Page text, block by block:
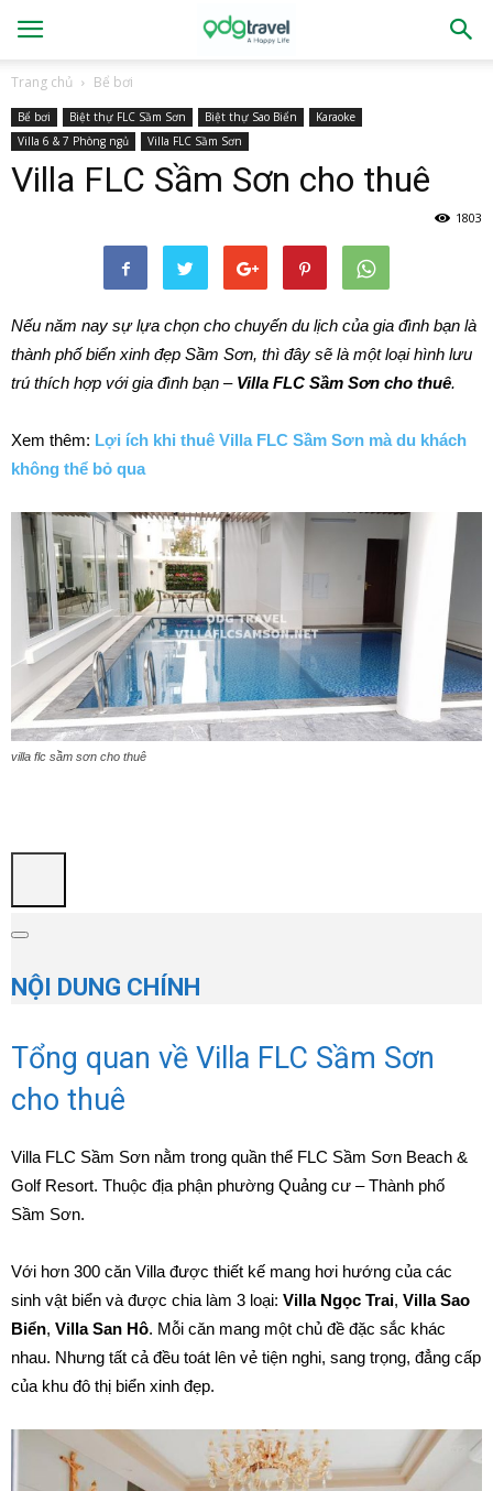
Trang chủ Bể bơi
Bể bơi Biệt thự FLC Sầm Sơn Biệt thự Sao Biển
Karaoke
Villa 6 & 7 Phòng ngủ
Villa FLC Sầm Sơn
Villa FLC Sầm Sơn cho thuê
1803
Nếu năm nay sự lựa chọn cho chuyến du lịch của gia đình bạn là
thành phố biển xinh đẹp Sầm Sơn, thì đây sẽ là một loại hình lưu
trú thích hợp với gia đình bạn – Villa FLC Sầm Sơn cho thuê.
Xem thêm: Lợi ích khi thuê Villa FLC Sầm Sơn mà du khách
không thể bỏ qua
villa flc sầm sơn cho thuê
NỘI DUNG CHÍNH
Tổng quan về Villa FLC Sầm Sơn
cho thuê
Villa FLC Sầm Sơn nằm trong quần thể FLC Sầm Sơn Beach &
Golf Resort. Thuộc địa phận phường Quảng cư – Thành phố
Sầm Sơn.
Với hơn 300 căn Villa được thiết kế mang hơi hướng của các
sinh vật biển và được chia làm 3 loại: Villa Ngọc Trai, Villa Sao
Biển, Villa San Hô. Mỗi căn mang một chủ đề đặc sắc khác
nhau. Nhưng tất cả đều toát lên vẻ tiện nghi, sang trọng, đẳng cấp
của khu đô thị biển xinh đẹp.